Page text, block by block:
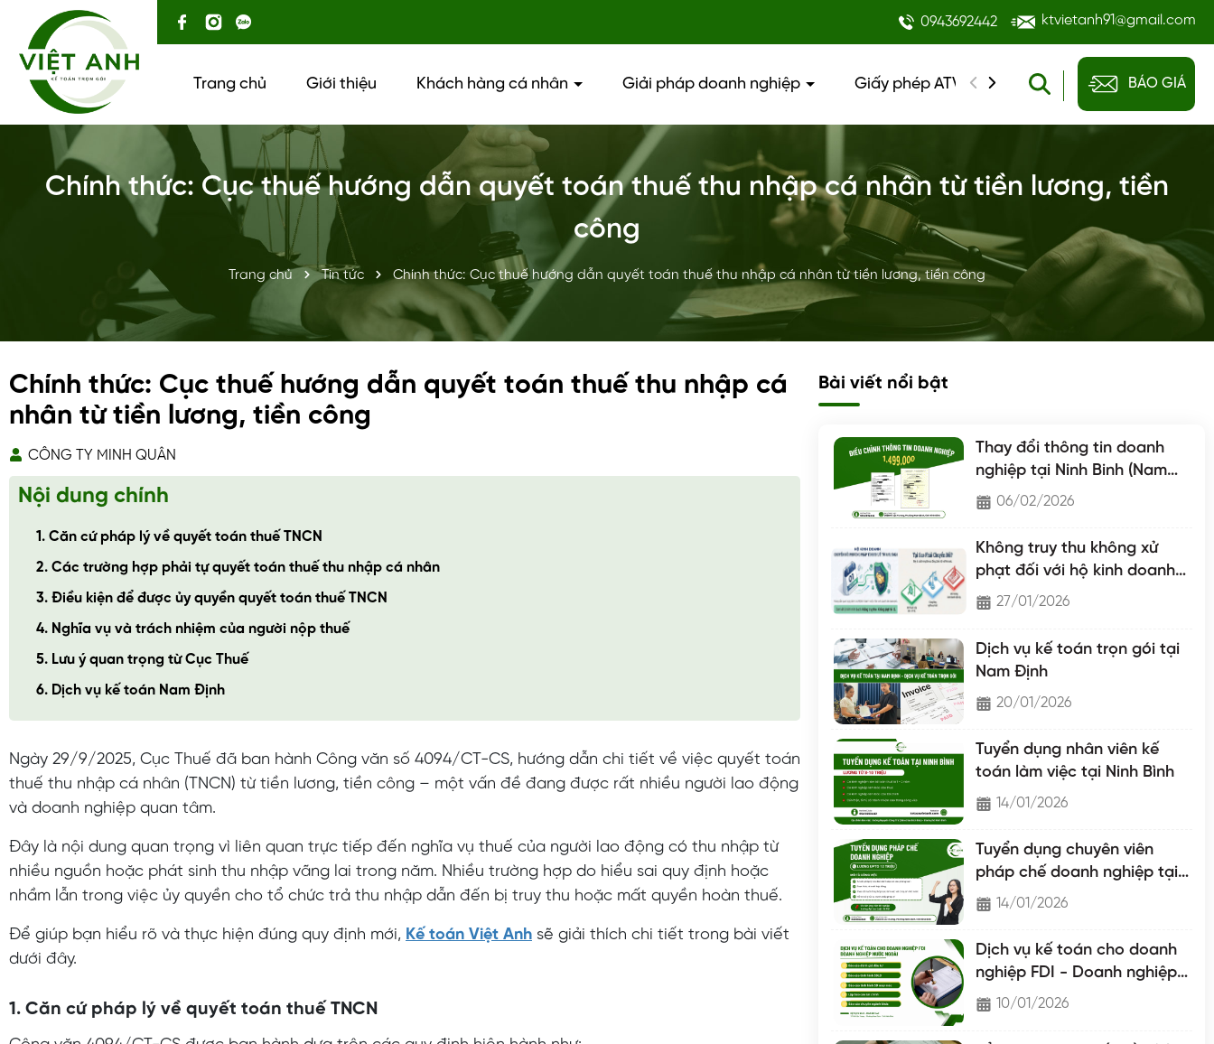
0943692442 ktvietanh91@gmail.com
Trang chủ Giới thiệu Khách hàng cá nhân Giải pháp doanh nghiệp Giấy phép ATVSTP Đào tạo kế toánBÁO GIÁ
Chính thức: Cục thuế hướng dẫn quyết toán thuế thu nhập cá nhân từ tiền lương, tiền
công
Trang chủ Tin tức Chính thức: Cục thuế hướng dẫn quyết toán thuế thu nhập cá nhân từ tiền lương, tiền công
Chính thức: Cục thuế hướng dẫn quyết toán thuế thu nhập cá
nhân từ tiền lương, tiền công
CÔNG TY MINH QUÂN
Nội dung chính
1. Căn cứ pháp lý về quyết toán thuế TNCN
2. Các trường hợp phải tự quyết toán thuế thu nhập cá nhân
3. Điều kiện để được ủy quyền quyết toán thuế TNCN
4. Nghĩa vụ và trách nhiệm của người nộp thuế
5. Lưu ý quan trọng từ Cục Thuế
6. Dịch vụ kế toán Nam Định
Ngày 29/9/2025, Cục Thuế đã ban hành Công văn số 4094/CT-CS, hướng dẫn chi tiết về việc quyết toán
thuế thu nhập cá nhân (TNCN) từ tiền lương, tiền công – một vấn đề đang được rất nhiều người lao động
và doanh nghiệp quan tâm.
Đây là nội dung quan trọng vì liên quan trực tiếp đến nghĩa vụ thuế của người lao động có thu nhập từ
nhiều nguồn hoặc phát sinh thu nhập vãng lai trong năm. Nhiều trường hợp do hiểu sai quy định hoặc
nhầm lẫn trong việc ủy quyền cho tổ chức trả thu nhập dẫn đến bị truy thu hoặc mất quyền hoàn thuế.
Để giúp bạn hiểu rõ và thực hiện đúng quy định mới, Kế toán Việt Anh sẽ giải thích chi tiết trong bài viết
dưới đây.
1. Căn cứ pháp lý về quyết toán thuế TNCN
Bài viết nổi bật
Thay đổi thông tin doanh
nghiệp tại Ninh Binh (Nam
Định - Hà Nam - Ninh Binh)
06/02/2026
Không truy thu không xử
phạt đối với hộ kinh doanh
chuyển lên hộ khoán
27/01/2026
Dịch vụ kế toán trọn gói tại
Nam Định
20/01/2026
Tuyển dụng nhân viên kế
toán làm việc tại Ninh Bình
14/01/2026
Tuyển dụng chuyên viên
pháp chế doanh nghiệp tại
Nam Định
14/01/2026
Dịch vụ kế toán cho doanh
nghiệp FDI - Doanh nghiệp
nước ngoài
10/01/2026